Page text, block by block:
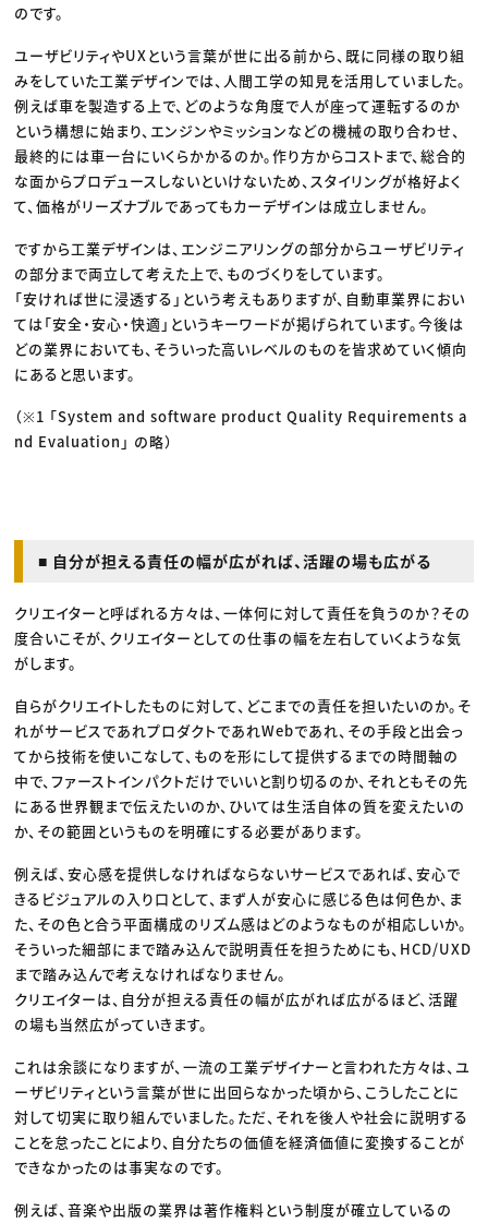
のです。
ユーザビリティやUXという言葉が世に出る前から、既に同様の取り組
みをしていた工業デザインでは、人間工学の知見を活用していました。
例えば車を製造する上で、どのような角度で人が座って運転するのか
という構想に始まり、エンジンやミッションなどの機械の取り合わせ、
最終的には車一台にいくらかかるのか。作り方からコストまで、総合的
な面からプロデュースしないといけないため、スタイリングが格好よく
て、価格がリーズナブルであってもカーデザインは成立しません。
ですから工業デザインは、エンジニアリングの部分からユーザビリティ
の部分まで両立して考えた上で、ものづくりをしています。
「安ければ世に浸透する」という考えもありますが、自動車業界におい
ては「安全・安心・快適」というキーワードが掲げられています。今後は
どの業界においても、そういった高いレベルのものを皆求めていく傾向
にあると思います。
（※1 「System and software product Quality Requirements a
nd Evaluation」 の略）
■ 自分が担える責任の幅が広がれば、活躍の場も広がる
クリエイターと呼ばれる方々は、一体何に対して責任を負うのか？その
度合いこそが、クリエイターとしての仕事の幅を左右していくような気
がします。
自らがクリエイトしたものに対して、どこまでの責任を担いたいのか。そ
れがサービスであれプロダクトであれWebであれ、その手段と出会っ
てから技術を使いこなして、ものを形にして提供するまでの時間軸の
中で、ファーストインパクトだけでいいと割り切るのか、それともその先
にある世界観まで伝えたいのか、ひいては生活自体の質を変えたいの
か、その範囲というものを明確にする必要があります。
例えば、安心感を提供しなければならないサービスであれば、安心で
きるビジュアルの入り口として、まず人が安心に感じる色は何色か、ま
た、その色と合う平面構成のリズム感はどのようなものが相応しいか。
そういった細部にまで踏み込んで説明責任を担うためにも、HCD/UXD
まで踏み込んで考えなければなりません。
クリエイターは、自分が担える責任の幅が広がれば広がるほど、活躍
の場も当然広がっていきます。
これは余談になりますが、一流の工業デザイナーと言われた方々は、ユ
ーザビリティという言葉が世に出回らなかった頃から、こうしたことに
対して切実に取り組んでいました。ただ、それを後人や社会に説明する
ことを怠ったことにより、自分たちの価値を経済価値に変換することが
できなかったのは事実なのです。
例えば、音楽や出版の業界は著作権料という制度が確立しているの